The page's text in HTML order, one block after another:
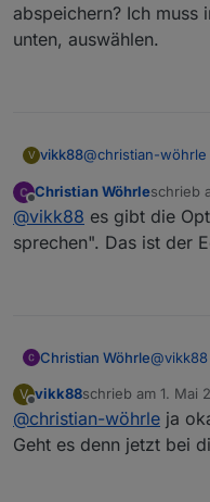
abspeichern? Ich muss
unten, auswählen.
V vikk88@christian-wöhrle
unten, auswählen.
Offline
Christian Wöhrleschrieb
zuletzt
@vikk88 es gibt die
sprechen". Das ist der
Christian Wöhrle@vikk88
V
Offline
vikk88schrieb am 1. Mai
zuletzt editiert von
@christian-wöhrle ja
Geht es denn jetzt bei